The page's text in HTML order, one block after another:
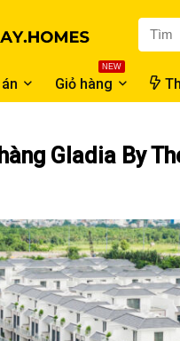
NEW
Giỏ hàng
Gladia By